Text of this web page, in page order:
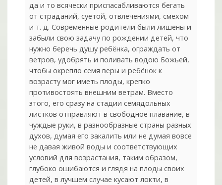
да и то всячески приспасабливаются бегать
от страданий, суетой, отвлечениями, смехом
и т. д. Современные родители были лишены и
забыли свою задачу по рождении детей, что
нужно беречь душу ребёнка, ограждать от
ветров, удобрять и поливать водою Божьей,
чтобы окрепло семя веры и ребёнок к
возрасту мог иметь плоды, крепко
противостоять внешним ветрам. Вместо
этого, его сразу на стадии семядольных
листков отправляют в свободное плавание, в
чуждые руки, в разнообразные страны разных
духов, думая его закалить или не думая вовсе
не давая живой воды и соответствующих
условий для возрастания, таким образом,
глубоко ошибаются и глядя на плоды своих
детей, в лучшем случае кусают локти, в